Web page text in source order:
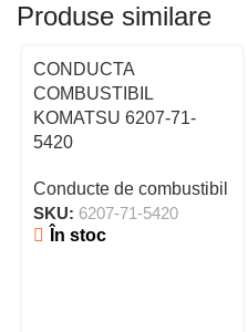
Produse similare
CONDUCTA
COMBUSTIBIL
KOMATSU 6207-71-
5420
Conducte de combustibil
SKU: 6207-71-5420
În stoc